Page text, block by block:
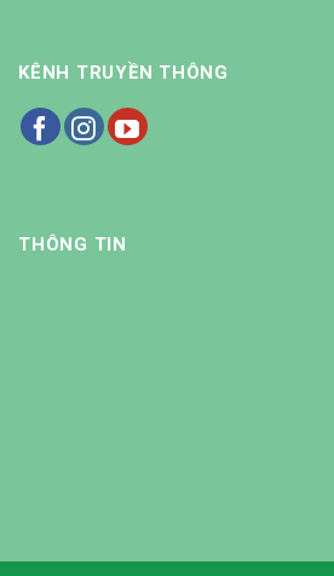
KÊNH TRUYỀN THÔNG
THÔNG TIN